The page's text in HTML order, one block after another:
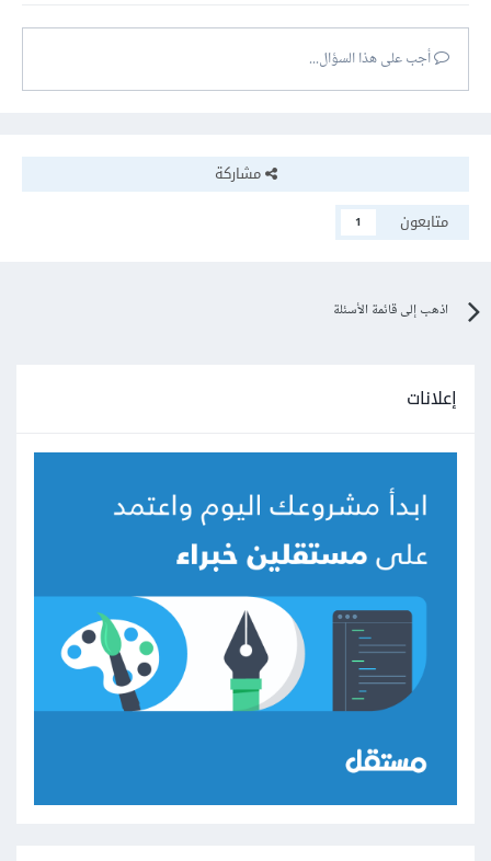
أجب على هذا السؤال...
مشاركة
متابعون
1
اذهب إلى قائمة الأسئلة
إعلانات